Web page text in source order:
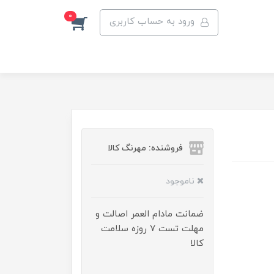
ورود به حساب کاربری 0
فروشنده: مهرنگ کالا
ناموجود
ضمانت مادام العمر اصالت و
مهلت تست ۷ روزه سلامت
کالا